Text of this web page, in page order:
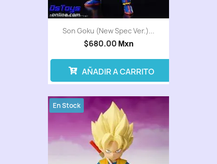
Son Goku (New Spec Ver.)...
$680.00 Mxn
AÑADIR A CARRITO
En Stock